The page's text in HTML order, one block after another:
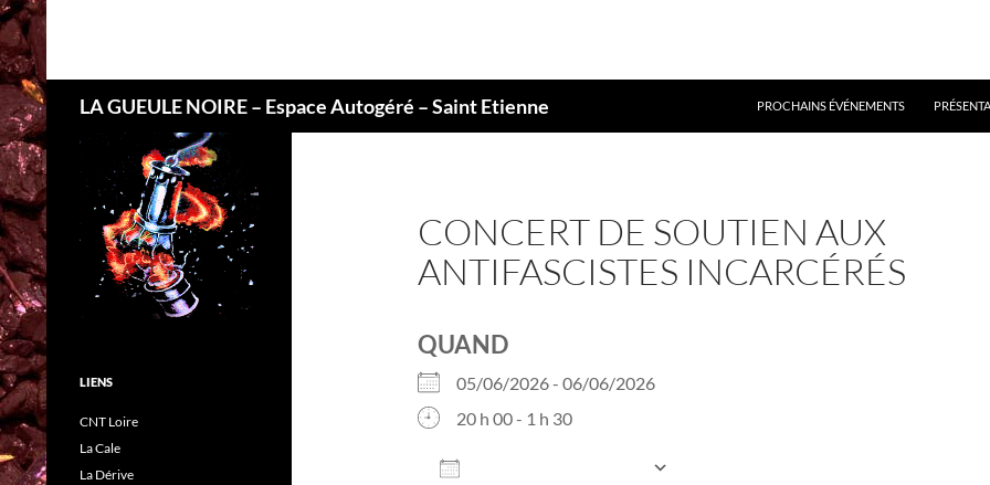
LA GUEULE NOIRE – Espace Autogéré – Saint Etienne PROCHAINS ÉVÉNEMENTS
CONCERT DE SOUTIEN AUX
ANTIFASCISTES INCARCÉRÉS
QUAND
05/06/2026 - 06/06/2026
20 h 00 - 1 h 30
LIENS
CNT Loire
La Cale
La Dérive